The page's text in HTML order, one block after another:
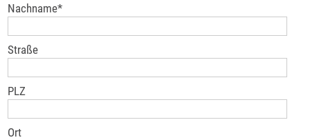
Nachname*
Straße
PLZ
Ort